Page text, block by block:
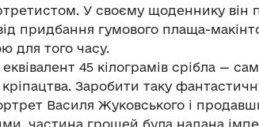
У своєму щоденнику він
придбання гумового плаща-
для того часу.
45 кілограмів срібла —
Заробити таку
Василя Жуковського і
частина грошей була надана